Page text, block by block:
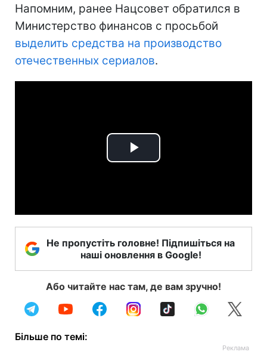
Напомним, ранее Нацсовет обратился в
Министерство финансов с просьбой
выделить средства на производство
отечественных сериалов.
Play
Не пропустіть головне! Підпишіться на
наші оновлення в Google!
Або читайте нас там, де вам зручно!
Більше по темі: